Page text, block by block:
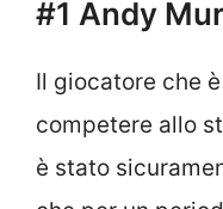
#1 Andy
Il giocatore che
competere allo
è stato